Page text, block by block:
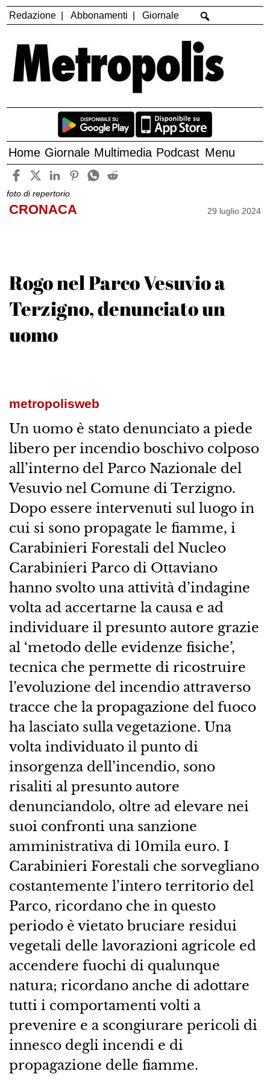
Redazione Abbonamenti Giornale
Home Giornale Multimedia Podcast Menu
foto di repertorio
CRONACA 29 luglio 2024
Rogo nel Parco Vesuvio a
Terzigno, denunciato un
uomo
metropolisweb
Un uomo è stato denunciato a piede
libero per incendio boschivo colposo
all’interno del Parco Nazionale del
Vesuvio nel Comune di Terzigno.
Dopo essere intervenuti sul luogo in
cui si sono propagate le fiamme, i
Carabinieri Forestali del Nucleo
Carabinieri Parco di Ottaviano
hanno svolto una attività d’indagine
volta ad accertarne la causa e ad
individuare il presunto autore grazie
al ‘metodo delle evidenze fisiche’,
tecnica che permette di ricostruire
l’evoluzione del incendio attraverso
tracce che la propagazione del fuoco
ha lasciato sulla vegetazione. Una
volta individuato il punto di
insorgenza dell’incendio, sono
risaliti al presunto autore
denunciandolo, oltre ad elevare nei
suoi confronti una sanzione
amministrativa di 10mila euro. I
Carabinieri Forestali che sorvegliano
costantemente l’intero territorio del
Parco, ricordano che in questo
periodo è vietato bruciare residui
vegetali delle lavorazioni agricole ed
accendere fuochi di qualunque
natura; ricordano anche di adottare
tutti i comportamenti volti a
prevenire e a scongiurare pericoli di
innesco degli incendi e di
propagazione delle fiamme.